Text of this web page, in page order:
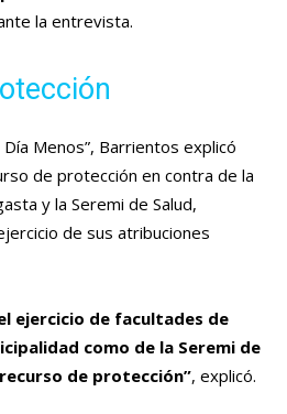
la entrevista.
Día Menos”, Barrientos explicó
de protección en contra de la
y la Seremi de Salud,
de sus atribuciones
ejercicio de facultades de
como de la Seremi de
de protección”, explicó.